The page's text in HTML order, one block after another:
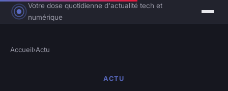
Votre dose quotidienne d'actualité tech et
numérique
Accueil›Actu
ACTU